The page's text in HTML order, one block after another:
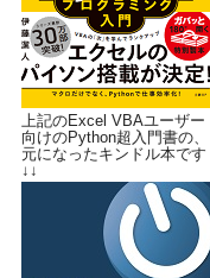
上記のExcel VBAユーザー
向けのPython超入門書の、
元になったキンドル本です
↓↓